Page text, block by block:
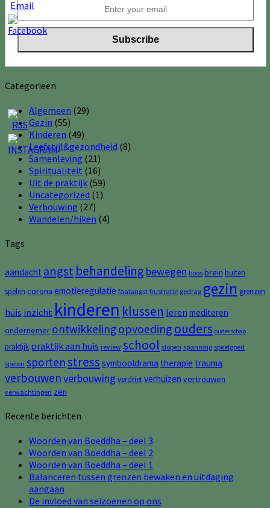
Categorieën
Algemeen (29)
Gezin (55)
Kinderen (49)
Leefstijl&gezondheid (8)
Samenleving (21)
Spiritualiteit (16)
Uit de praktijk (59)
Uncategorized (1)
Verbouwing (27)
Wandelen/hiken (4)
Tags
aandacht angst behandeling bewegen boos brein buiten
spelen corona emotieregulatie faalangst frustratie gedrag gezin grenzen
huis inzicht kinderen klussen leren mediteren
ondernemer ontwikkelingopvoeding ouders ouderschap
praktijk praktijk aan huis review school slopen spanning speelgoed
spelen sportenstress symbooldrama therapie trauma
verbouwenverbouwing verdrietverhuizen vertrouwen
verwachtingen zen
Recente berichten
Woorden van Boeddha – deel 3
Woorden van Boeddha – deel 2
Woorden van Boeddha – deel 1
Balanceren tussen grenzen bewaken en uitdaging
aangaan
De invloed van seizoenen op ons